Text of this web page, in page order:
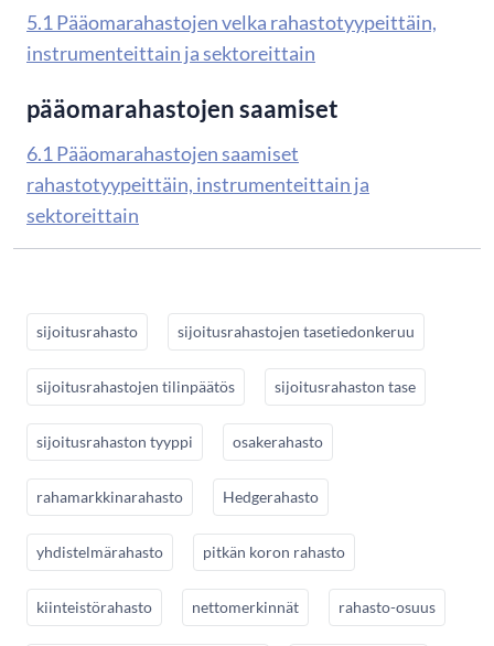
5.1 Pääomarahastojen velka rahastotyypeittäin,
instrumenteittain ja sektoreittain
pääomarahastojen saamiset
6.1 Pääomarahastojen saamiset
rahastotyypeittäin, instrumenteittain ja
sektoreittain
sijoitusrahasto sijoitusrahastojen tasetiedonkeruu
sijoitusrahastojen tilinpäätös sijoitusrahaston tase
sijoitusrahaston tyyppi osakerahasto
rahamarkkinarahasto Hedgerahasto
yhdistelmärahasto pitkän koron rahasto
kiinteistörahasto nettomerkinnät rahasto-osuus